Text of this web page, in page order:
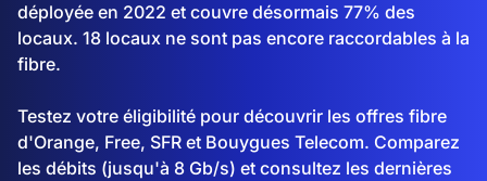
déployée en 2022 et couvre désormais 77% des
locaux. 18 locaux ne sont pas encore raccordables à la
fibre.
Testez votre éligibilité pour découvrir les offres fibre
d'Orange, Free, SFR et Bouygues Telecom. Comparez
les débits (jusqu'à 8 Gb/s) et consultez les dernières